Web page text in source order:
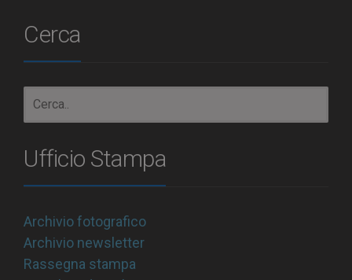
Cerca
Ufficio Stampa
Archivio fotografico
Archivio newsletter
Rassegna stampa